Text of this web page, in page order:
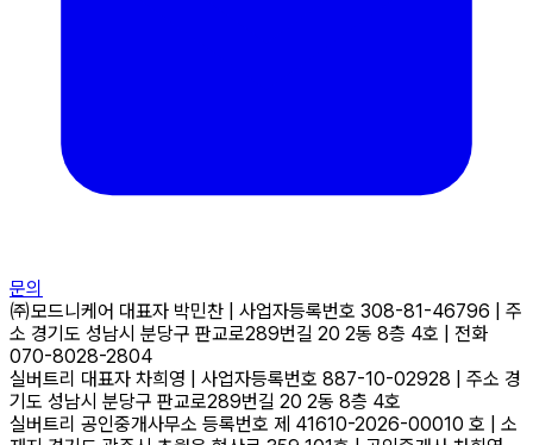
문의
㈜모드니케어 대표자 박민찬 사업자등록번호 308-81-46796
주
소 경기도 성남시 분당구 판교로289번길 20 2동 8층 4호
전화
070-8028-2804
실버트리 대표자 차희영 사업자등록번호 887-10-02928 주소 경
기도 성남시 분당구 판교로289번길 20 2동 8층 4호
실버트리 공인중개사무소 등록번호 제 41610-2026-00010 호
소